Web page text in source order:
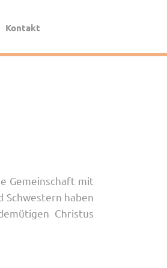
Kontakt
Gemeinschaft mit
Schwestern haben
Christus